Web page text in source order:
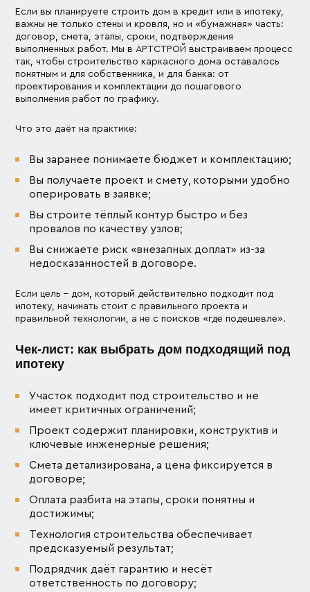
Если вы планируете строить дом в кредит или в ипотеку,
важны не только стены и кровля, но и «бумажная» часть:
договор, смета, этапы, сроки, подтверждения
выполненных работ. Мы в АРТСТРОЙ выстраиваем процесс
так, чтобы строительство каркасного дома оставалось
понятным и для собственника, и для банка: от
проектирования и комплектации до пошагового
выполнения работ по графику.
Что это даёт на практике:
Вы заранее понимаете бюджет и комплектацию;
Вы получаете проект и смету, которыми удобно
оперировать в заявке;
Вы строите тёплый контур быстро и без
провалов по качеству узлов;
Вы снижаете риск «внезапных доплат» из-за
недосказанностей в договоре.
Если цель – дом, который действительно подходит под
ипотеку, начинать стоит с правильного проекта и
правильной технологии, а не с поисков «где подешевле».
Чек-лист: как выбрать дом подходящий под
ипотеку
Участок подходит под строительство и не
имеет критичных ограничений;
Проект содержит планировки, конструктив и
ключевые инженерные решения;
Смета детализирована, а цена фиксируется в
договоре;
Оплата разбита на этапы, сроки понятны и
достижимы;
Технология строительства обеспечивает
предсказуемый результат;
Подрядчик даёт гарантию и несёт
ответственность по договору;